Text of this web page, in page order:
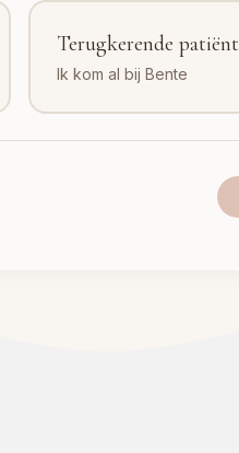
Terugkerende patiënt
Ik kom al bij Bente